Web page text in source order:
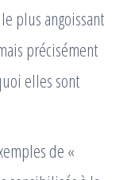
plus angoissant
précisément
elles sont
de «